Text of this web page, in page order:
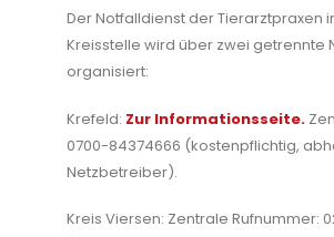
Der Notfalldienst der Tierarztpraxen
Kreisstelle wird über zwei getrennte
organisiert:
Krefeld: Zur Informationsseite.
0700-84374666 (kostenpflichtig,
Netzbetreiber).
Kreis Viersen: Zentrale Rufnummer: